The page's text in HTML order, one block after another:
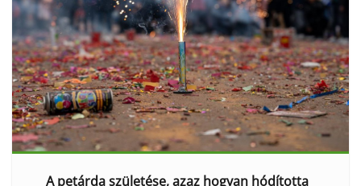
A petárda születése, azaz hogyan hódította